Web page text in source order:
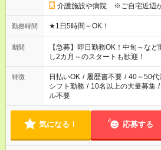
介護施設や病院 ※ご自宅近辺
勤務時間 ★1日5時間～OK！
期間
【急募】即日勤務OK！中旬～な
し2カ月～のスタートも歓迎！
特徴 日払いOK / 履歴書不要 / 40～50代
シフト勤務 / 10名以上の大量募集 /
ル不要
気になる！ 応募する